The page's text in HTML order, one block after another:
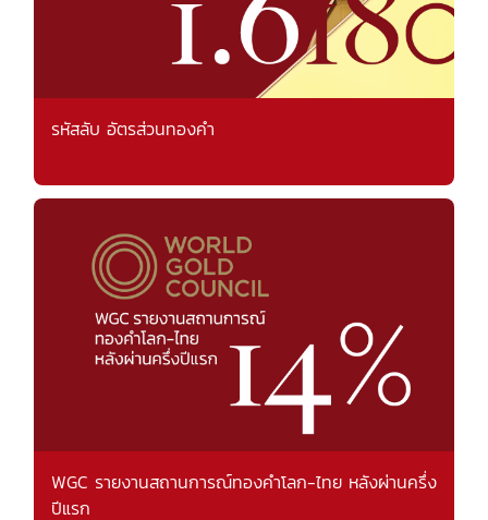
รหัสลับ อัตรส่วนทองคำ
WGC รายงานสถานการณ์ทองคำโลก-ไทย หลังผ่านครึ่ง
ปีแรก